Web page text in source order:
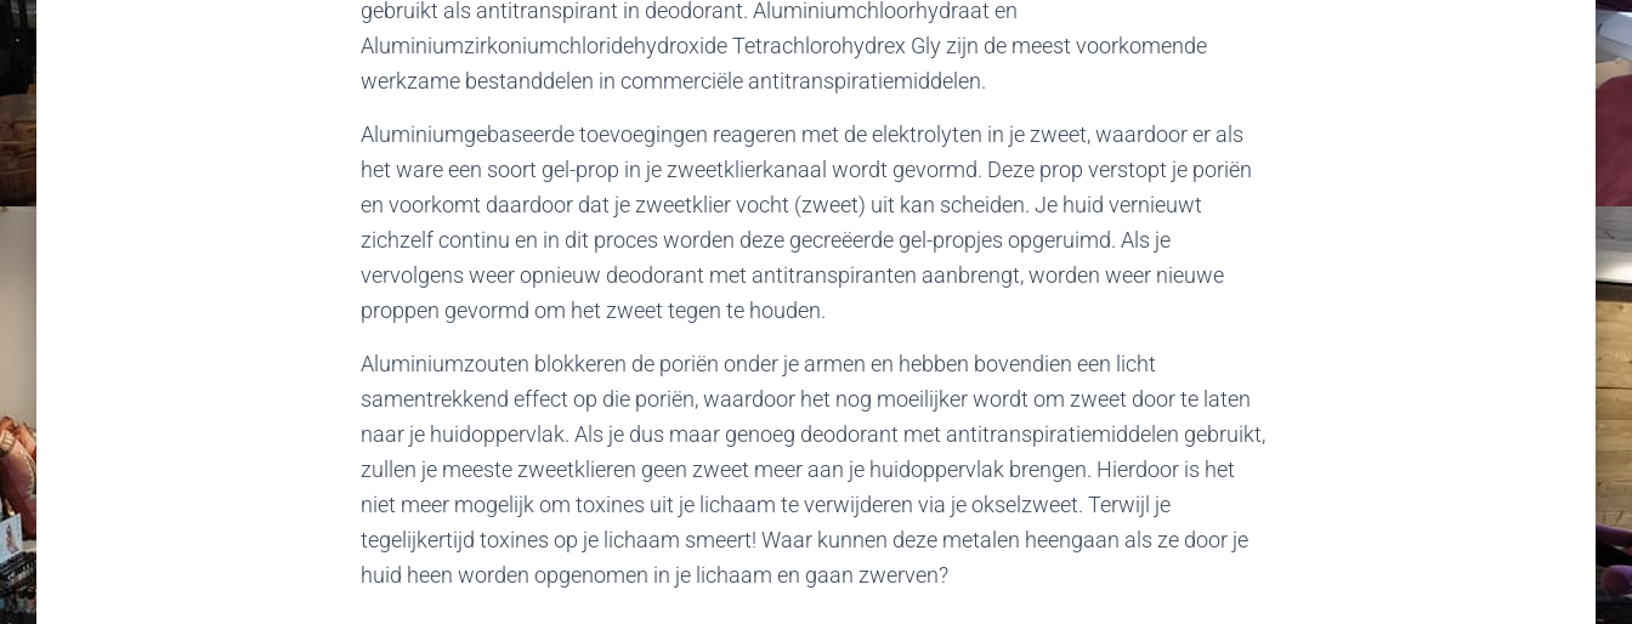
gebruikt als antitranspirant in deodorant. Aluminiumchloorhydraat en
Aluminiumzirkoniumchloridehydroxide Tetrachlorohydrex Gly zijn de meest voorkomende
werkzame bestanddelen in commerciële antitranspiratiemiddelen.
Aluminiumgebaseerde toevoegingen reageren met de elektrolyten in je zweet, waardoor er als
het ware een soort gel-prop in je zweetklierkanaal wordt gevormd. Deze prop verstopt je poriën
en voorkomt daardoor dat je zweetklier vocht (zweet) uit kan scheiden. Je huid vernieuwt
zichzelf continu en in dit proces worden deze gecreëerde gel-propjes opgeruimd. Als je
vervolgens weer opnieuw deodorant met antitranspiranten aanbrengt, worden weer nieuwe
proppen gevormd om het zweet tegen te houden.
Aluminiumzouten blokkeren de poriën onder je armen en hebben bovendien een licht
samentrekkend effect op die poriën, waardoor het nog moeilijker wordt om zweet door te laten
naar je huidoppervlak. Als je dus maar genoeg deodorant met antitranspiratiemiddelen gebruikt,
zullen je meeste zweetklieren geen zweet meer aan je huidoppervlak brengen. Hierdoor is het
niet meer mogelijk om toxines uit je lichaam te verwijderen via je okselzweet. Terwijl je
tegelijkertijd toxines op je lichaam smeert! Waar kunnen deze metalen heengaan als ze door je
huid heen worden opgenomen in je lichaam en gaan zwerven?